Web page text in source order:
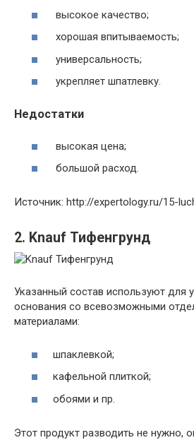
высокое качество;
хорошая впитываемость;
универсальность;
укрепляет шпатлевку.
Недостатки
высокая цена;
большой расход.
Источник: http://expertology.ru/15-
2. Knauf Тифенгрунд
Указанный состав используют для
основания со всевозможными
материалами:
шпаклевкой;
кафельной плиткой;
обоями и пр.
Этот продукт разводить не нужно,